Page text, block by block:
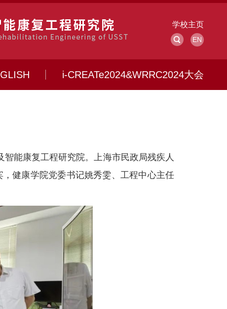
学校主页
EN
i-CREATe2024&WRRC2024大会
能康复工程研究院。上海市民政局残疾人
健康学院党委书记姚秀雯、 工程中心主任